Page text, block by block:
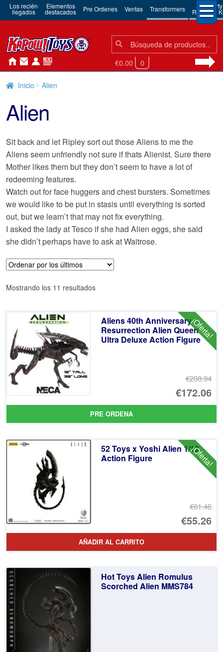
Los recién
llegados
Elementos
destacados Pre Ordenes Ventas Transformers 3rd Party
Robots &
Búsqueda:
Búsqueda
€0.00 0
Inicio Alien
Alien
Sit back and let Ripley sort out those Aliens to me the
Aliens seem unfriendly not sure if thats Alienist. Sure there
Mother likes them but they don’t seem to have a lot of
redeeming features.
Watch out for face huggers and chest bursters. Sometimes
we would like to be put in stasis until everything is sorted
out, but we learn’t that may not fix everything.
I asked the lady at Tesco if she had Alien eggs, she said
she didn’t perhaps have to ask at Waitrose.
Mostrando los 11 resultadosOrdenado
últimos
¡Oferta!
Aliens 40th Anniversary
Resurrection Alien Queen
Ultra Deluxe Action Figure
€208.94
El
€172.06
El
PRE ORDENA
¡Oferta!
52 Toys x Yoshi Alien 1/12
Action Figure
€61.46
El
€55.26
El
AÑADIR AL CARRITO
Hot Toys Alien Romulus
Scorched Alien MMS784